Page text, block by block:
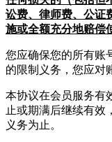
讼费、律师费、公证
施或全额充分地赔偿
您应确保您的所有账
的限制义务，您应对
本协议在会员服务有
止或期满后继续有效
义务为止。